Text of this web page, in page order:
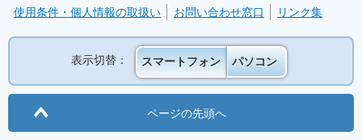
使用条件・個人情報の取扱い お問い合わせ窓口 リンク集
表示切替： スマートフォン パソコン
ページの先頭へ